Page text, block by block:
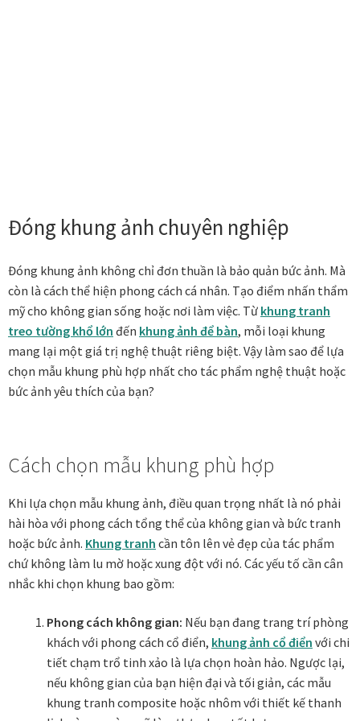
Ưu đãi tranh sơn dầu
Ưu đãi tranh sơn mài
Vận Chuyển Giao Nhận
VIDEO
Xưởng in tranh
Xưởng tranh Mia Home
Đóng khung ảnh chuyên nghiệp
Đóng khung ảnh không chỉ đơn thuần là bảo quản bức ảnh. Mà
còn là cách thể hiện phong cách cá nhân. Tạo điểm nhấn thẩm
mỹ cho không gian sống hoặc nơi làm việc. Từ khung tranh
treo tường khổ lớn đến khung ảnh để bàn, mỗi loại khung
mang lại một giá trị nghệ thuật riêng biệt. Vậy làm sao để lựa
chọn mẫu khung phù hợp nhất cho tác phẩm nghệ thuật hoặc
bức ảnh yêu thích của bạn?
Cách chọn mẫu khung phù hợp
Khi lựa chọn mẫu khung ảnh, điều quan trọng nhất là nó phải
hài hòa với phong cách tổng thể của không gian và bức tranh
hoặc bức ảnh. Khung tranh cần tôn lên vẻ đẹp của tác phẩm
chứ không làm lu mờ hoặc xung đột với nó. Các yếu tố cần cân
nhắc khi chọn khung bao gồm:
Phong cách không gian: Nếu bạn đang trang trí phòng
khách với phong cách cổ điển, khung ảnh cổ điển với chi
tiết chạm trổ tinh xảo là lựa chọn hoàn hảo. Ngược lại,
nếu không gian của bạn hiện đại và tối giản, các mẫu
khung tranh composite hoặc nhôm với thiết kế thanh